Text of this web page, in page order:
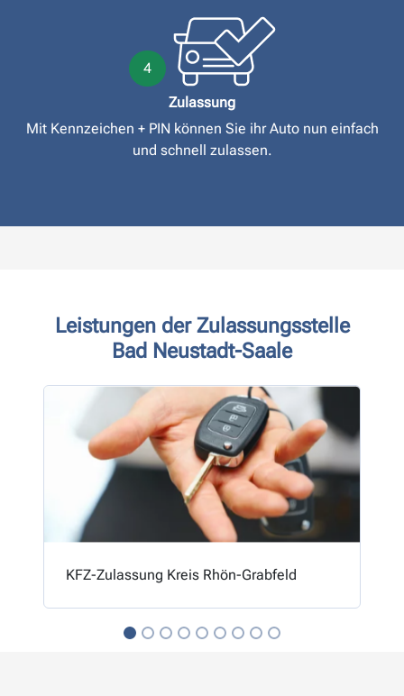
4
Zulassung
Mit Kennzeichen + PIN können Sie ihr Auto nun einfach
und schnell zulassen.
Leistungen der Zulassungsstelle
Bad Neustadt-Saale
KFZ-Zulassung Kreis Rhön-Grabfeld